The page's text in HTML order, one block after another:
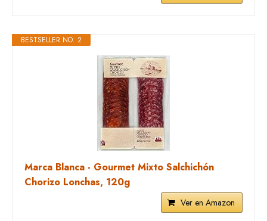
BESTSELLER NO. 2
Marca Blanca - Gourmet Mixto Salchichón
Chorizo Lonchas, 120g
Ver en Amazon